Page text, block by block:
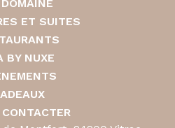
ET SUITES
BY NUXE